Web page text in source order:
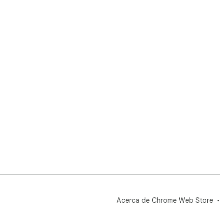
Acerca de Chrome Web Store